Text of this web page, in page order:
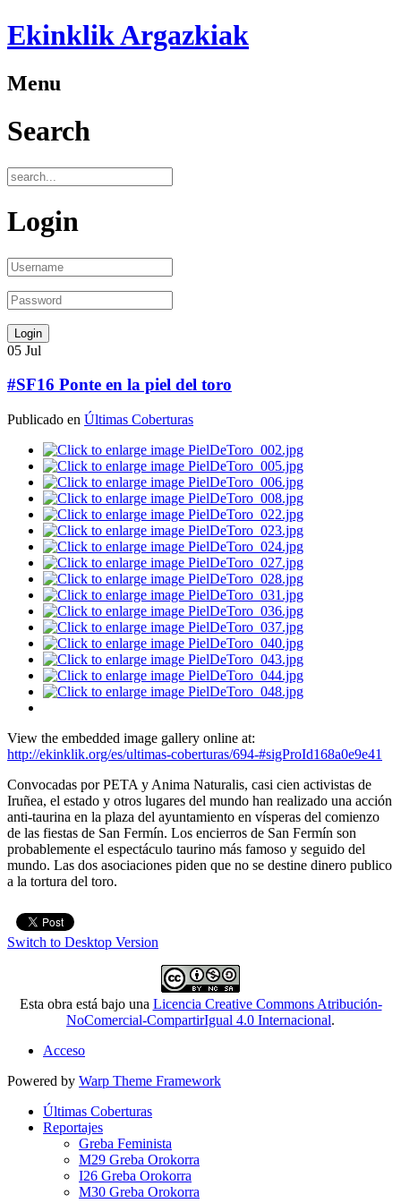
Ekinklik Argazkiak
Menu
Search
Login
05 Jul
#SF16 Ponte en la piel del toro
Publicado en Últimas Coberturas
View the embedded image gallery online at:
http://ekinklik.org/es/ultimas-coberturas/694-#sigProId168a0e9e41
Convocadas por PETA y Anima Naturalis, casi cien activistas de
Iruñea, el estado y otros lugares del mundo han realizado una acción
anti-taurina en la plaza del ayuntamiento en vísperas del comienzo
de las fiestas de San Fermín. Los encierros de San Fermín son
probablemente el espectáculo taurino más famoso y seguido del
mundo. Las dos asociaciones piden que no se destine dinero publico
a la tortura del toro.
Switch to Desktop Version
Esta obra está bajo una Licencia Creative Commons Atribución-
NoComercial-CompartirIgual 4.0 Internacional.
Acceso
Powered by Warp Theme Framework
Últimas Coberturas
Reportajes
Greba Feminista
M29 Greba Orokorra
I26 Greba Orokorra
M30 Greba Orokorra